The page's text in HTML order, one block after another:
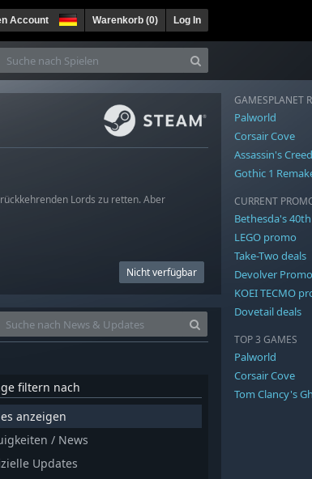
Account Warenkorb (0) Log In
Lords zu retten. Aber
Nicht verfügbar
filtern nach
anzeigen
/ News
Updates
GAMESPLANET
Palworld
Corsair Cove
Assassin's
Gothic 1
CURRENT
Bethesda's
LEGO promo
Take-Two deals
Devolver Promo
KOEI TECMO
Dovetail deals
TOP 3 GAMES
Palworld
Corsair Cove
Tom Clancy's